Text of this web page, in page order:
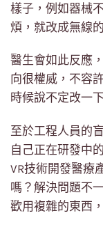
樣子，例如器械
煩，就改成無線
醫生會如此反應
向很權威，不容
時候說不定改一
至於工程人員的
自己正在研發中
VR技術開發醫療
嗎？解決問題不
歡用複雜的東西